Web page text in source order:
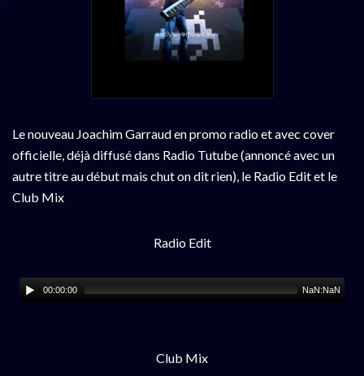
Le nouveau Joachim Garraud en promo radio et avec cover
officielle, déjà diffusé dans Radio Tutube (annoncé avec un
autre titre au début mais chut on dit rien), le Radio Edit et le
Club Mix
Radio Edit
00:00:00 NaN:NaN
Club Mix